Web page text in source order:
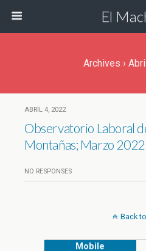
El
Archives ›
ABRIL 4, 2022
Observatorio Laboral
Montañas; Marzo 2022
NO RESPONSES
Back
Mobile